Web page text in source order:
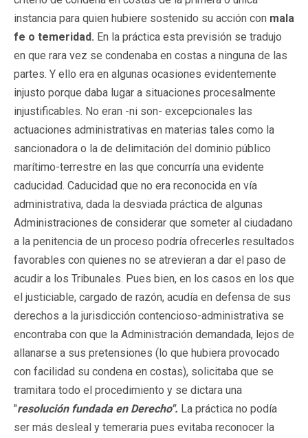
instancia para quien hubiere sostenido su acción con mala
fe o temeridad. En la práctica esta previsión se tradujo
en que rara vez se condenaba en costas a ninguna de las
partes. Y ello era en algunas ocasiones evidentemente
injusto porque daba lugar a situaciones procesalmente
injustificables. No eran -ni son- excepcionales las
actuaciones administrativas en materias tales como la
sancionadora o la de delimitación del dominio público
marítimo-terrestre en las que concurría una evidente
caducidad. Caducidad que no era reconocida en vía
administrativa, dada la desviada práctica de algunas
Administraciones de considerar que someter al ciudadano
a la penitencia de un proceso podría ofrecerles resultados
favorables con quienes no se atrevieran a dar el paso de
acudir a los Tribunales. Pues bien, en los casos en los que
el justiciable, cargado de razón, acudía en defensa de sus
derechos a la jurisdicción contencioso-administrativa se
encontraba con que la Administración demandada, lejos de
allanarse a sus pretensiones (lo que hubiera provocado
con facilidad su condena en costas), solicitaba que se
tramitara todo el procedimiento y se dictara una
"resolución fundada en Derecho". La práctica no podía
ser más desleal y temeraria pues evitaba reconocer la